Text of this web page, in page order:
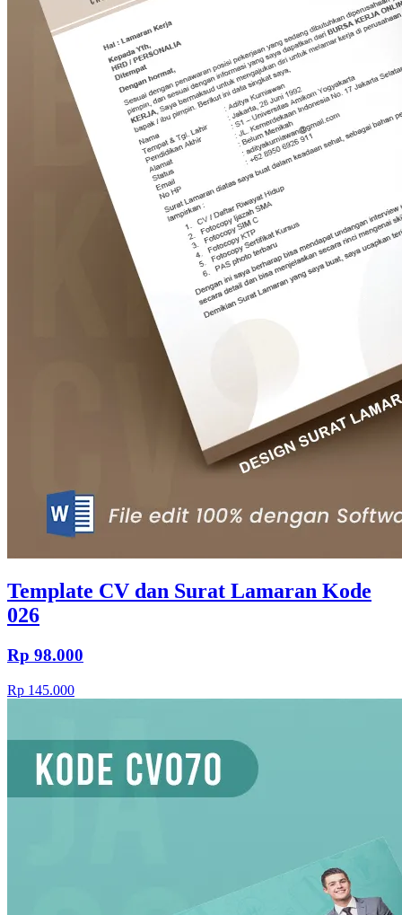
Template CV dan Surat Lamaran Kode
026
Rp 98.000
Rp 145.000